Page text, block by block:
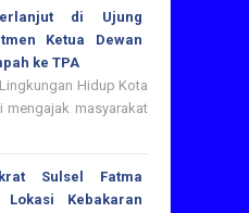
di Ujung
Ketua Dewan
ke TPA
Hidup Kota
mengajak masyarakat
Sulsel Fatma
Kebakaran